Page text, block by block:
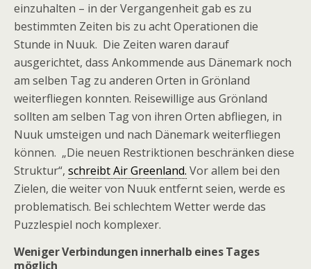
einzuhalten – in der Vergangenheit gab es zu
bestimmten Zeiten bis zu acht Operationen die
Stunde in Nuuk. Die Zeiten waren darauf
ausgerichtet, dass Ankommende aus Dänemark noch
am selben Tag zu anderen Orten in Grönland
weiterfliegen konnten. Reisewillige aus Grönland
sollten am selben Tag von ihren Orten abfliegen, in
Nuuk umsteigen und nach Dänemark weiterfliegen
können. „Die neuen Restriktionen beschränken diese
Struktur“, schreibt Air Greenland. Vor allem bei den
Zielen, die weiter von Nuuk entfernt seien, werde es
problematisch. Bei schlechtem Wetter werde das
Puzzlespiel noch komplexer.
Weniger Verbindungen innerhalb eines Tages
möglich